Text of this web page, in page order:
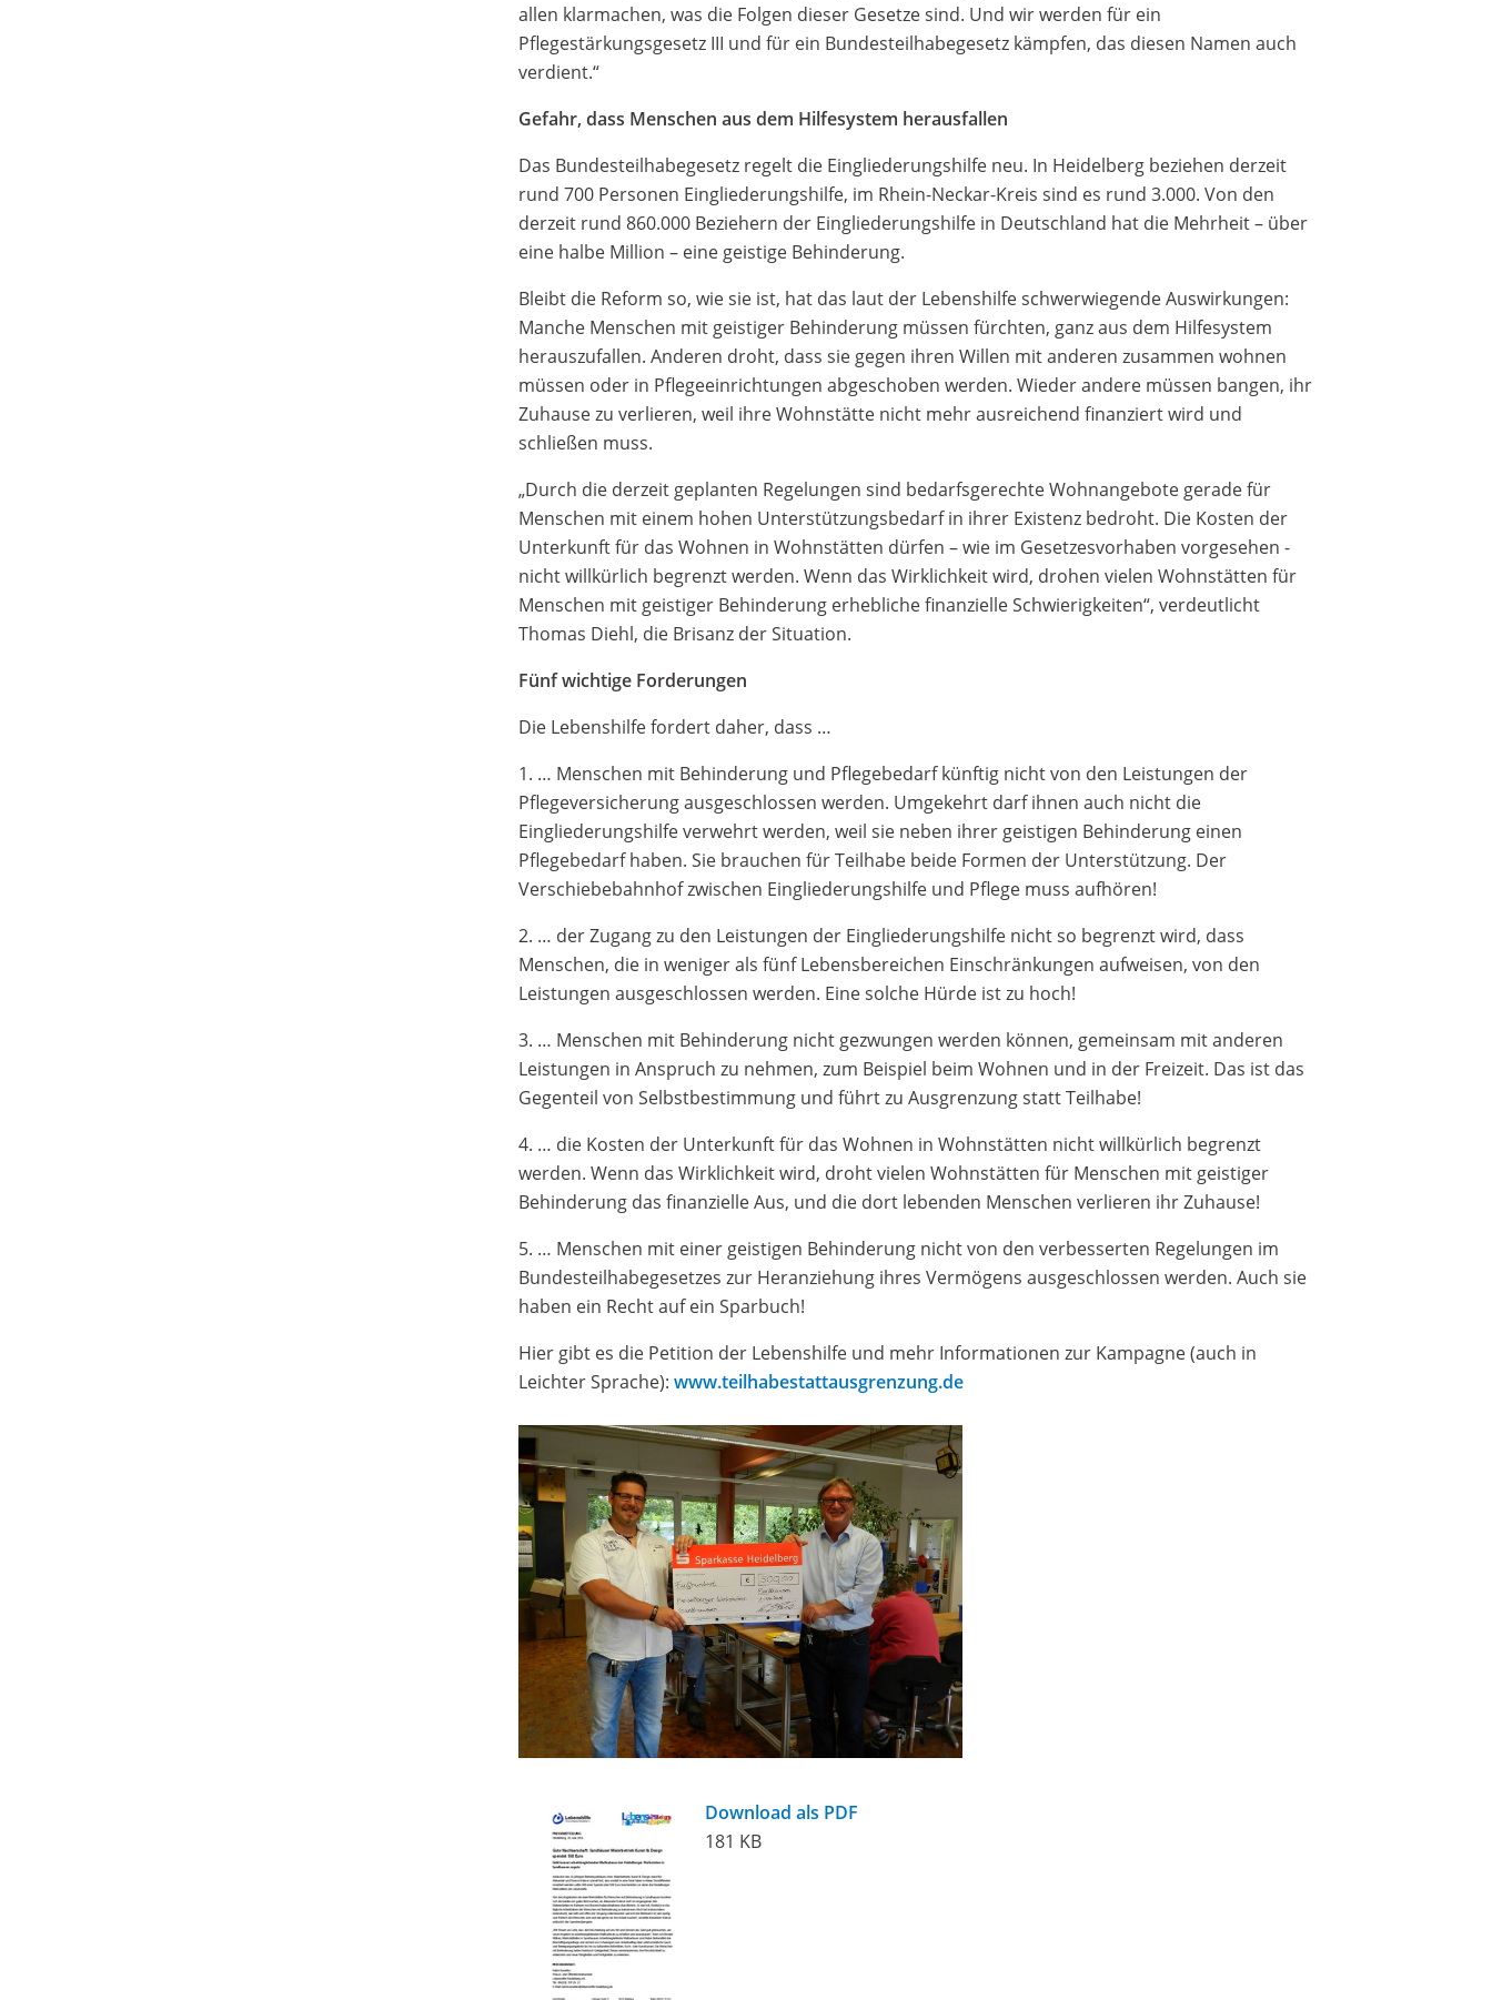
allen klarmachen, was die Folgen dieser Gesetze sind. Und wir werden für ein
Pflegestärkungsgesetz III und für ein Bundesteilhabegesetz kämpfen, das diesen Namen auch
verdient.“
Gefahr, dass Menschen aus dem Hilfesystem herausfallen
Das Bundesteilhabegesetz regelt die Eingliederungshilfe neu. In Heidelberg beziehen derzeit
rund 700 Personen Eingliederungshilfe, im Rhein-Neckar-Kreis sind es rund 3.000. Von den
derzeit rund 860.000 Beziehern der Eingliederungshilfe in Deutschland hat die Mehrheit – über
eine halbe Million – eine geistige Behinderung.
Bleibt die Reform so, wie sie ist, hat das laut der Lebenshilfe schwerwiegende Auswirkungen:
Manche Menschen mit geistiger Behinderung müssen fürchten, ganz aus dem Hilfesystem
herauszufallen. Anderen droht, dass sie gegen ihren Willen mit anderen zusammen wohnen
müssen oder in Pflegeeinrichtungen abgeschoben werden. Wieder andere müssen bangen, ihr
Zuhause zu verlieren, weil ihre Wohnstätte nicht mehr ausreichend finanziert wird und
schließen muss.
„Durch die derzeit geplanten Regelungen sind bedarfsgerechte Wohnangebote gerade für
Menschen mit einem hohen Unterstützungsbedarf in ihrer Existenz bedroht. Die Kosten der
Unterkunft für das Wohnen in Wohnstätten dürfen – wie im Gesetzesvorhaben vorgesehen -
nicht willkürlich begrenzt werden. Wenn das Wirklichkeit wird, drohen vielen Wohnstätten für
Menschen mit geistiger Behinderung erhebliche finanzielle Schwierigkeiten“, verdeutlicht
Thomas Diehl, die Brisanz der Situation.
Fünf wichtige Forderungen
Die Lebenshilfe fordert daher, dass …
1. … Menschen mit Behinderung und Pflegebedarf künftig nicht von den Leistungen der
Pflegeversicherung ausgeschlossen werden. Umgekehrt darf ihnen auch nicht die
Eingliederungshilfe verwehrt werden, weil sie neben ihrer geistigen Behinderung einen
Pflegebedarf haben. Sie brauchen für Teilhabe beide Formen der Unterstützung. Der
Verschiebebahnhof zwischen Eingliederungshilfe und Pflege muss aufhören!
2. … der Zugang zu den Leistungen der Eingliederungshilfe nicht so begrenzt wird, dass
Menschen, die in weniger als fünf Lebensbereichen Einschränkungen aufweisen, von den
Leistungen ausgeschlossen werden. Eine solche Hürde ist zu hoch!
3. … Menschen mit Behinderung nicht gezwungen werden können, gemeinsam mit anderen
Leistungen in Anspruch zu nehmen, zum Beispiel beim Wohnen und in der Freizeit. Das ist das
Gegenteil von Selbstbestimmung und führt zu Ausgrenzung statt Teilhabe!
4. … die Kosten der Unterkunft für das Wohnen in Wohnstätten nicht willkürlich begrenzt
werden. Wenn das Wirklichkeit wird, droht vielen Wohnstätten für Menschen mit geistiger
Behinderung das finanzielle Aus, und die dort lebenden Menschen verlieren ihr Zuhause!
5. … Menschen mit einer geistigen Behinderung nicht von den verbesserten Regelungen im
Bundesteilhabegesetzes zur Heranziehung ihres Vermögens ausgeschlossen werden. Auch sie
haben ein Recht auf ein Sparbuch!
Hier gibt es die Petition der Lebenshilfe und mehr Informationen zur Kampagne (auch in
Leichter Sprache): www.teilhabestattausgrenzung.de
Download als PDF
181 KB